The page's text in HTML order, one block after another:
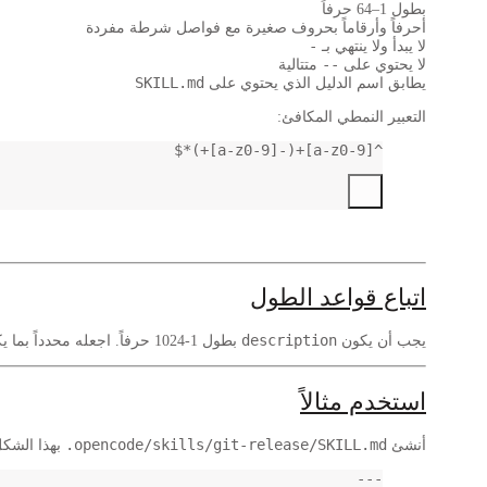
بطول 1–64 حرفاً
أحرفاً وأرقاماً بحروف صغيرة مع فواصل شرطة مفردة
لا يبدأ ولا ينتهي بـ -
لا يحتوي على -- متتالية
يطابق اسم الدليل الذي يحتوي على SKILL.md
التعبير النمطي المكافئ:
^[a-z0-9]+(-[a-z0-9]+)*$
اتباع قواعد الطول
يجب أن يكون description بطول 1-1024 حرفاً. اجعله محدداً بما يكفي كي يختار الوكيل بشكل صحيح.
استخدم مثالاً
أنشئ .opencode/skills/git-release/SKILL.md بهذا
---